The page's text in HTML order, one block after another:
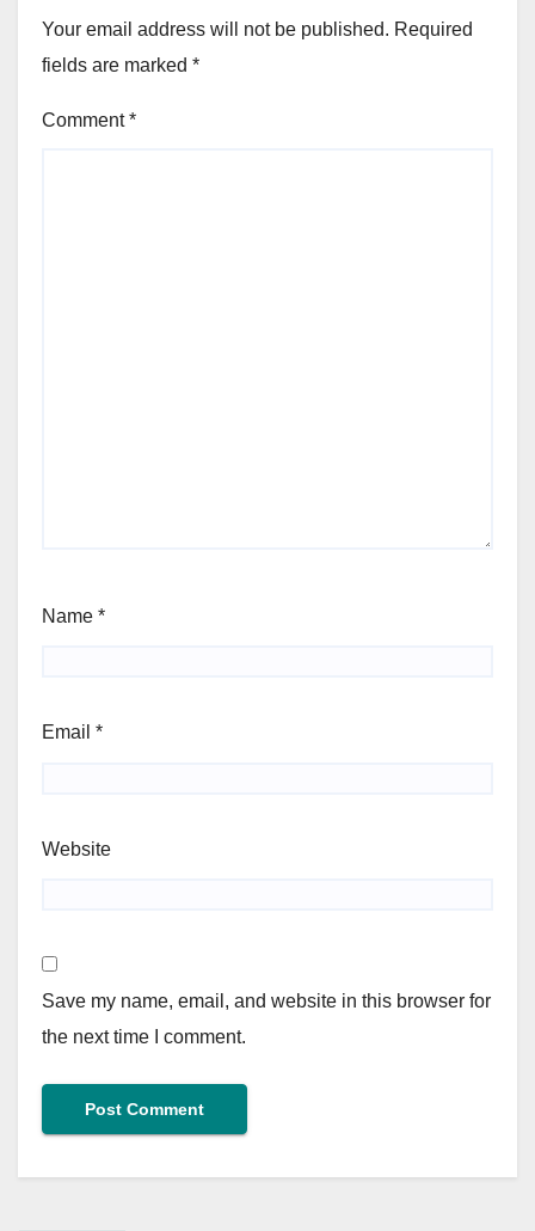
Your email address will not be published. Required
fields are marked *
Comment*
Name *
Email *
Website
Save my name, email, and website in this browser for
the next time I comment.